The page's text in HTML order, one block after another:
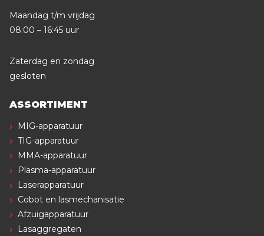
Maandag t/m vrijdag
08:00 – 16:45 uur
Zaterdag en zondag
gesloten
ASSORTIMENT
MIG-apparatuur
TIG-apparatuur
MMA-apparatuur
Plasma-apparatuur
Laserapparatuur
Cobot en lasmechanisatie
Afzuigapparatuur
Lasaggregaten